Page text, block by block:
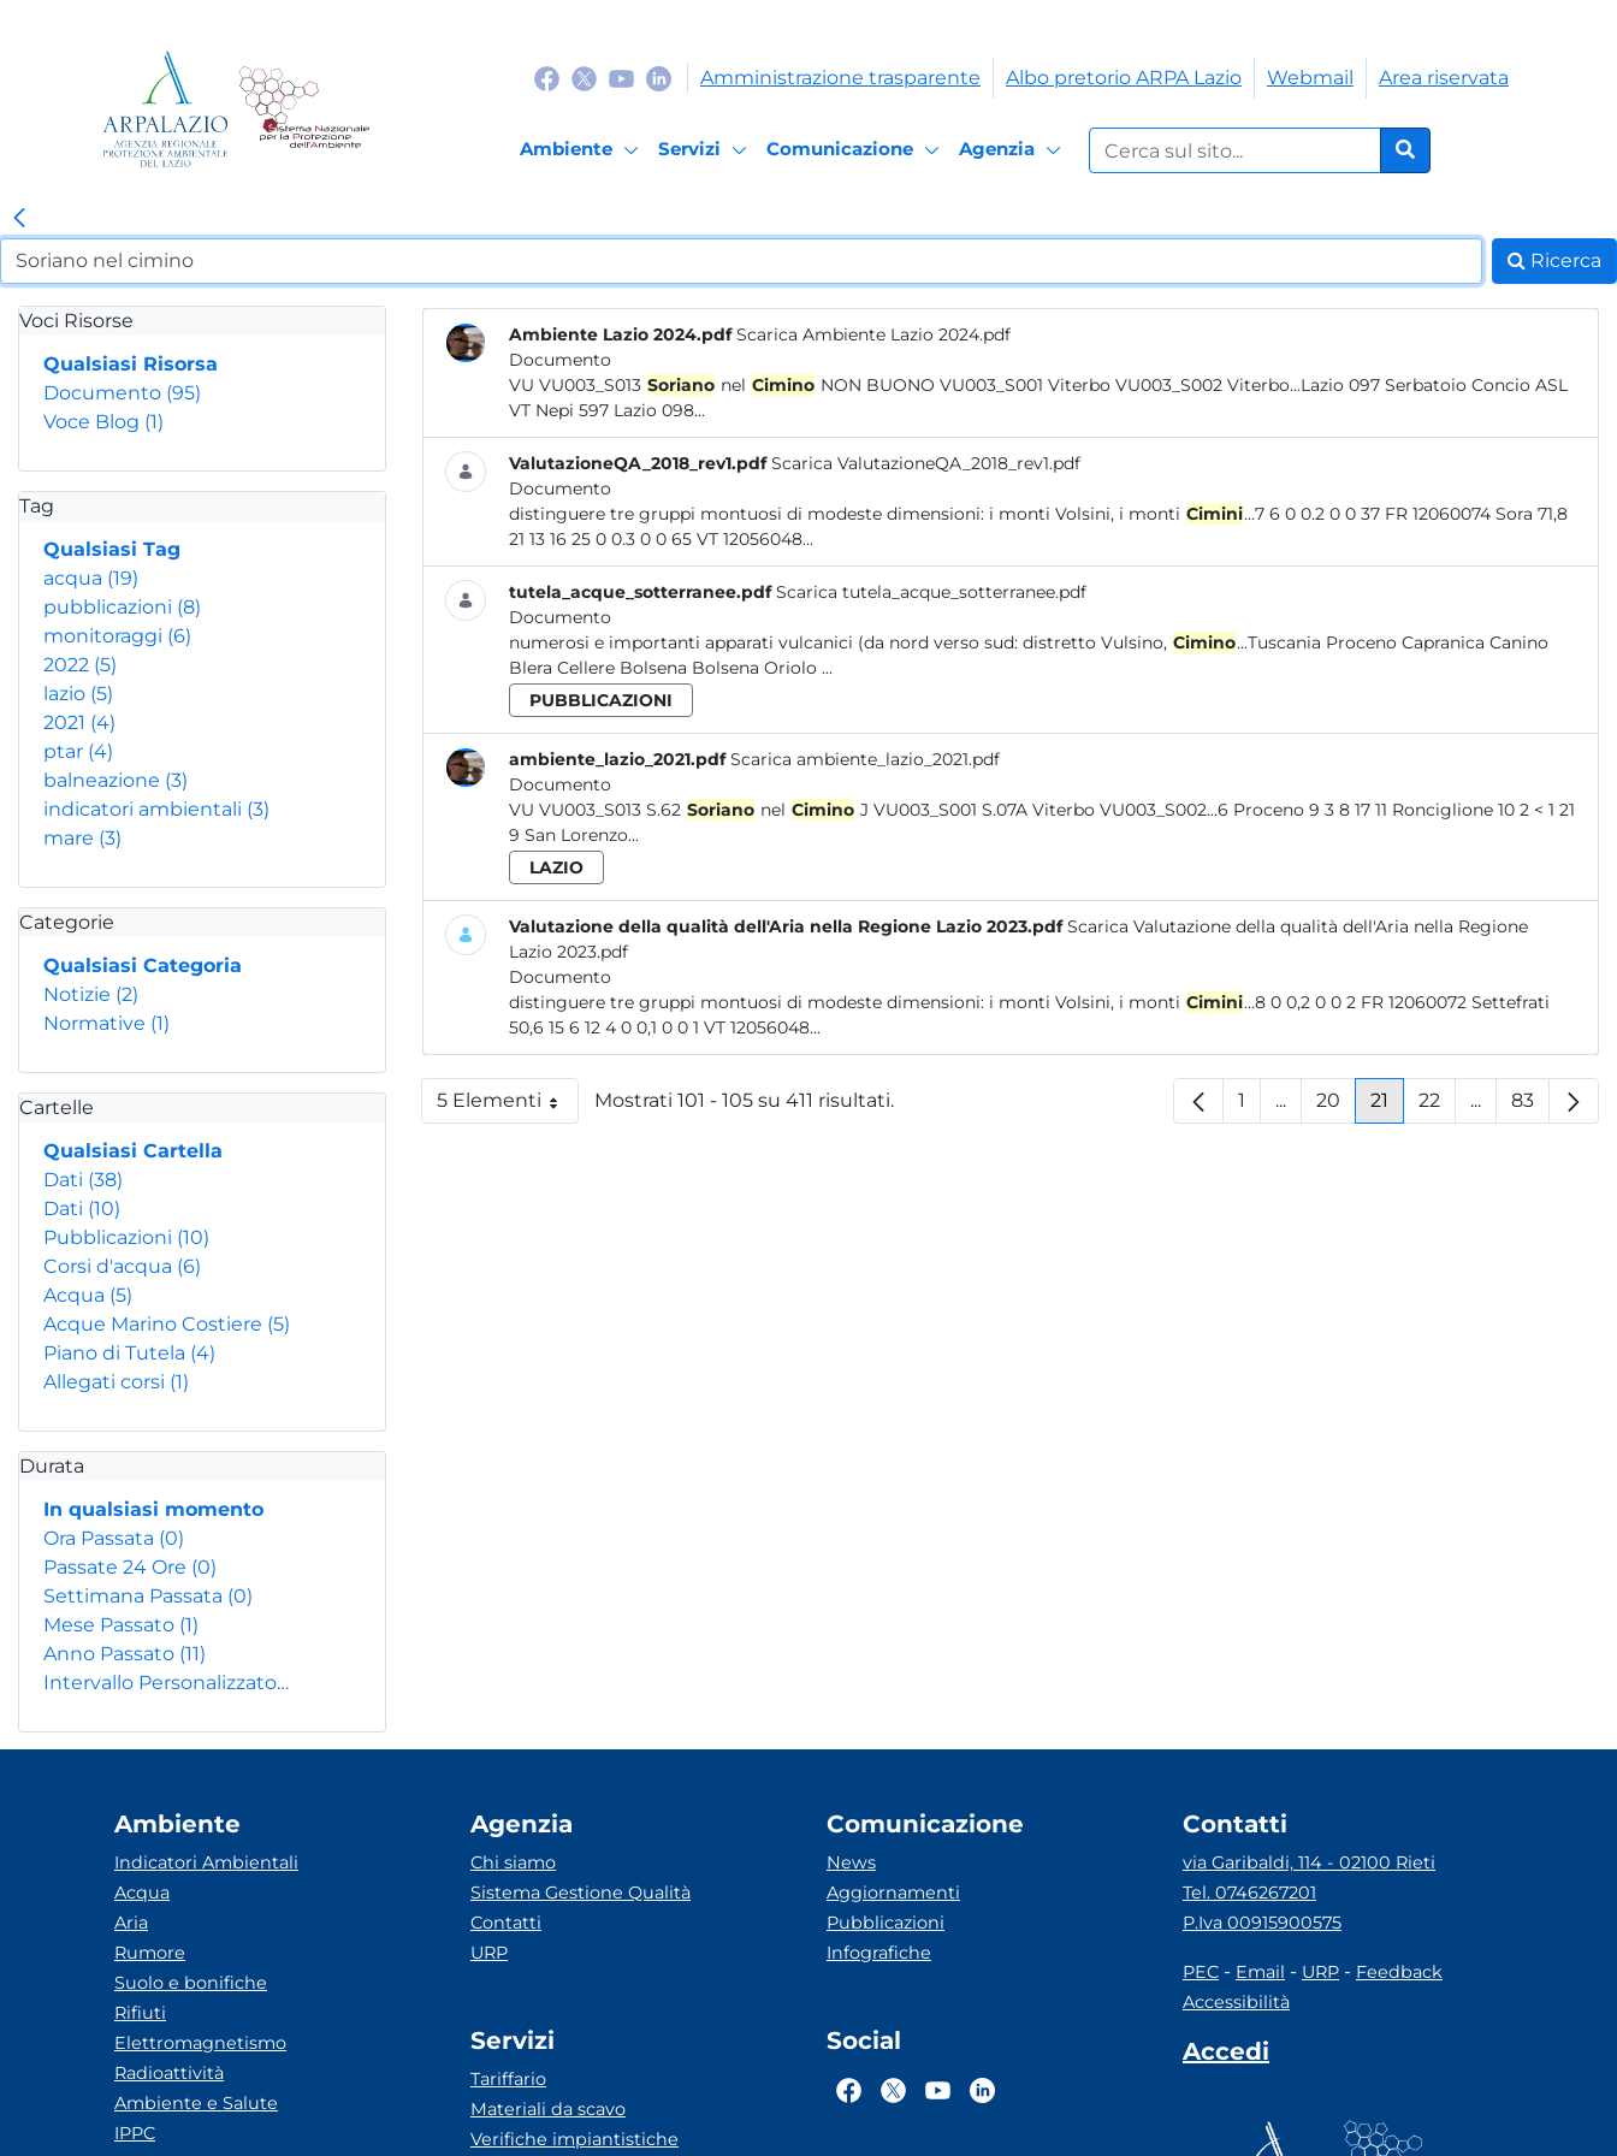
Amministrazione trasparente Albo pretorio ARPA Lazio Webmail Area riservata
Ambiente Servizi Comunicazione Agenzia
Cerca nel sito:
Cerca
Ricerca
Voci Risorse
Qualsiasi Risorsa
Documento (95)
Voce Blog (1)
Tag
Qualsiasi Tag
acqua (19)
pubblicazioni (8)
monitoraggi (6)
2022 (5)
lazio (5)
2021 (4)
ptar (4)
balneazione (3)
indicatori ambientali (3)
mare (3)
Categorie
Qualsiasi Categoria
Notizie (2)
Normative (1)
Cartelle
Qualsiasi Cartella
Dati (38)
Dati (10)
Pubblicazioni (10)
Corsi d'acqua (6)
Acqua (5)
Acque Marino Costiere (5)
Piano di Tutela (4)
Allegati corsi (1)
Durata
In qualsiasi momento
Ora Passata (0)
Passate 24 Ore (0)
Settimana Passata (0)
Mese Passato (1)
Anno Passato (11)
Intervallo Personalizzato…
Ambiente Lazio 2024.pdf Scarica Ambiente Lazio 2024.pdf
Documento
VU VU003_S013 Soriano nel Cimino
VT Nepi 597 Lazio 098...
ValutazioneQA_2018_rev1.pdf Scarica ValutazioneQA_2018_rev1.pdf
Documento
distinguere tre gruppi montuosi di modeste dimensioni: i monti Volsini, i monti Cimini...7 6 0 0.2 0 0 37 FR 12060074 Sora 71,8
21 13 16 25 0 0.3 0 0 65 VT 12056048...
tutela_acque_sotterranee.pdf Scarica tutela_acque_sotterranee.pdf
Documento
numerosi e importanti apparati vulcanici (da nord verso sud: distretto Vulsino, Cimino...Tuscania Proceno Capranica Canino
Blera Cellere Bolsena Bolsena Oriolo ...
PUBBLICAZIONI
ambiente_lazio_2021.pdf Scarica ambiente_lazio_2021.pdf
Documento
VU VU003_S013 S.62 Soriano nel Cimino
9 San Lorenzo...
LAZIO
Valutazione della qualità dell'Aria nella Regione Lazio 2023.pdf Scarica Valutazione della qualità dell'Aria nella Regione
Lazio 2023.pdf
Documento
distinguere tre gruppi montuosi di modeste dimensioni: i monti Volsini, i monti Cimini...8 0 0,2 0 0 2 FR 12060072 Settefrati
50,6 15 6 12 4 0 0,1 0 0 1 VT 12056048...
5 ElementiPer paginaMostrati 101 - 105 su 411 risultati. Pagina
1 ...Pagine intermedie
Pagina
20 Pagina
21 Pagina
22 ...PaginePagina
83
Ambiente
Indicatori Ambientali
Acqua
Aria
Rumore
Suolo e bonifiche
Rifiuti
Elettromagnetismo
Radioattività
Ambiente e Salute
IPPC
Agenzia
Chi siamo
Sistema Gestione Qualità
Contatti
URP
Servizi
Tariffario
Materiali da scavo
Verifiche impiantistiche
Comunicazione
News
Aggiornamenti
Pubblicazioni
Infografiche
Social
Contatti
via Garibaldi, 114 - 02100 Rieti
Tel. 0746267201
P.Iva 00915900575
PEC - Email - URP - Feedback
Accessibilità
Accedi